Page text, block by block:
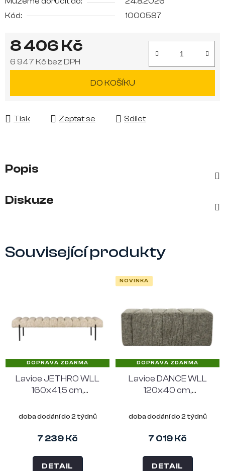
Kód:
1000587
8 406 Kč
6 947 Kč bez DPH
DO KOŠÍKU
Tisk Zeptat se Sdílet
Popis
Diskuze
Související produkty
DOPRAVA ZDARMA
Lavice JETHRO WLL
160x41,5 cm,
béžová
doba dodání do 2 týdnů
7 239 Kč
DETAIL
NOVINKA
DOPRAVA ZDARMA
Lavice DANCE WLL
120x40 cm,
doba dodání do 2 týdnů
7 019 Kč
DETAIL